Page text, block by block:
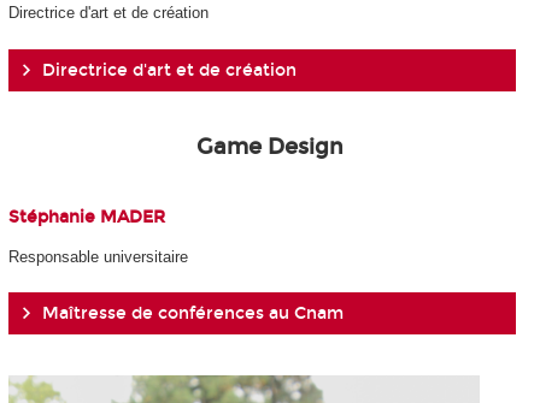
Directrice d'art et de création​
Directrice d'art et de création​
Game Design
Stéphanie MADER
Responsable universitaire
Maîtresse de conférences au Cnam